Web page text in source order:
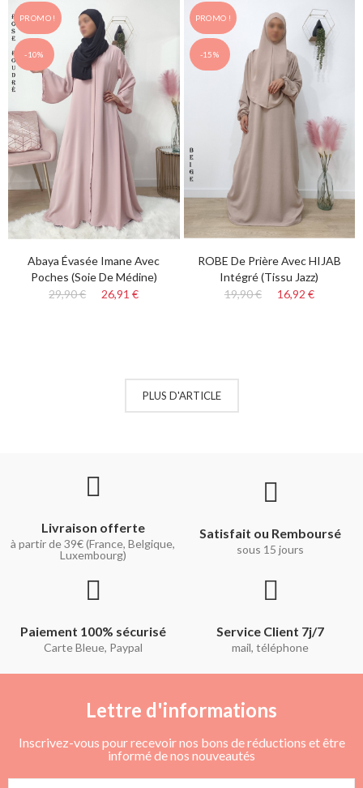
PROMO !
-10%
Abaya Évasée Imane Avec
Poches (Soie De Médine)
29,90 €
26,91 €
PROMO !
-15%
ROBE De Prière Avec HIJAB
Intégré (Tissu Jazz)
19,90 €
16,92 €
PLUS D'ARTICLE
Livraison offerte
à partir de 39€ (France, Belgique,
Luxembourg)
Satisfait ou Remboursé
sous 15 jours
Paiement 100% sécurisé
Carte Bleue, Paypal
Service Client 7j/7
mail, téléphone
Lettre d'informations
Inscrivez-vous pour recevoir nos bons de réductions et être
informé de nos nouveautés